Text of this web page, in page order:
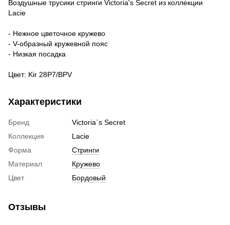
Воздушные трусики стринги Victoria's Secret из коллекции
Lacie
- Нежное цветочное кружево
- V-образный кружевной пояс
- Низкая посадка
Цвет: Kir 28P7/BPV
Характеристики
Бренд
Victoria`s Secret
Коллекция
Lacie
Форма
Стринги
Материал
Кружево
Цвет
Бордовый
Отзывы